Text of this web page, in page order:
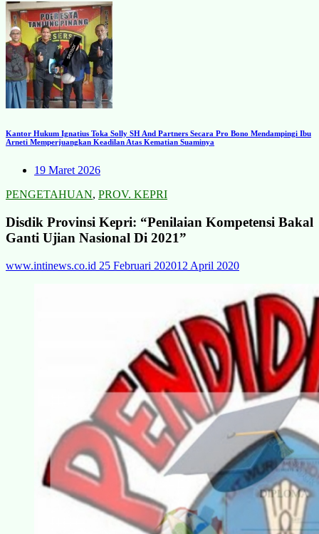
Kantor Hukum Ignatius Toka Solly SH And Partners Secara Pro Bono Mendampingi Ibu
Arneti Memperjuangkan Keadilan Atas Kematian Suaminya
19 Maret 2026
PENGETAHUAN, PROV. KEPRI
Disdik Provinsi Kepri: “Penilaian Kompetensi Bakal
Ganti Ujian Nasional Di 2021”
www.intinews.co.id 25 Februari 202012 April 2020